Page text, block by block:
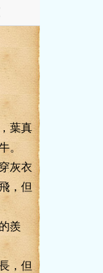
葉真
。
灰衣
，但
羨
，但